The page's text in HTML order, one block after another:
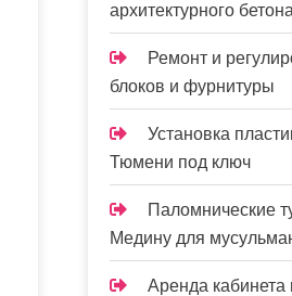
архитектурного
Ремонт и
блоков и фурнитуры
Установка
Тюмени под ключ
Паломнические
Медину для
Аренда кабинета